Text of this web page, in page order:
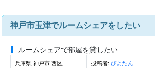
神戸市玉津でルームシェアをしたい
ルームシェアで部屋を貸したい
兵庫県 神戸市 西区 投稿者: ぴよたん